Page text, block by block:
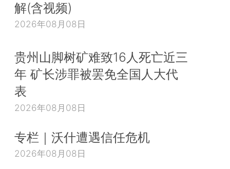
解(含视频)
2026年08月08日
贵州山脚树矿难致16人死亡近三
年 矿长涉罪被罢免全国人大代
表
2026年08月08日
专栏｜沃什遭遇信任危机
2026年08月08日